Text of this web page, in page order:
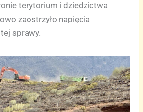
terytorium i dziedzictwa
zaostrzyło napięcia
sprawy.